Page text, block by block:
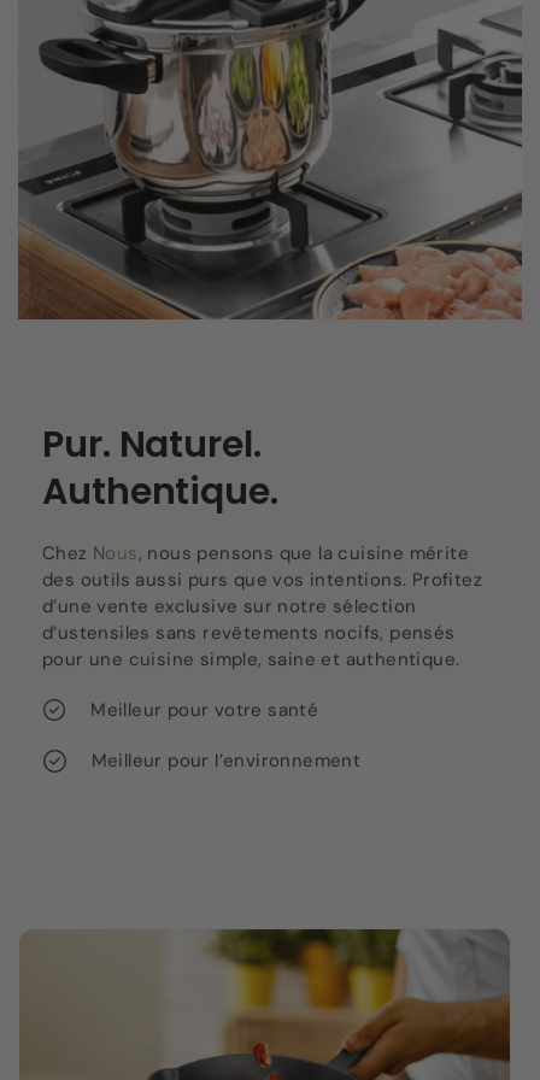
Pur. Naturel.
Authentique.
Chez Nous, nous pensons que la cuisine mérite
des outils aussi purs que vos intentions. Profitez
d’une vente exclusive sur notre sélection
d’ustensiles sans revêtements nocifs, pensés
pour une cuisine simple, saine et authentique.
Meilleur pour votre santé
Meilleur pour l’environnement